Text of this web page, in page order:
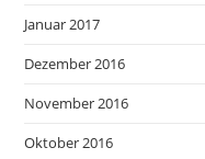
Januar 2017
Dezember 2016
November 2016
Oktober 2016